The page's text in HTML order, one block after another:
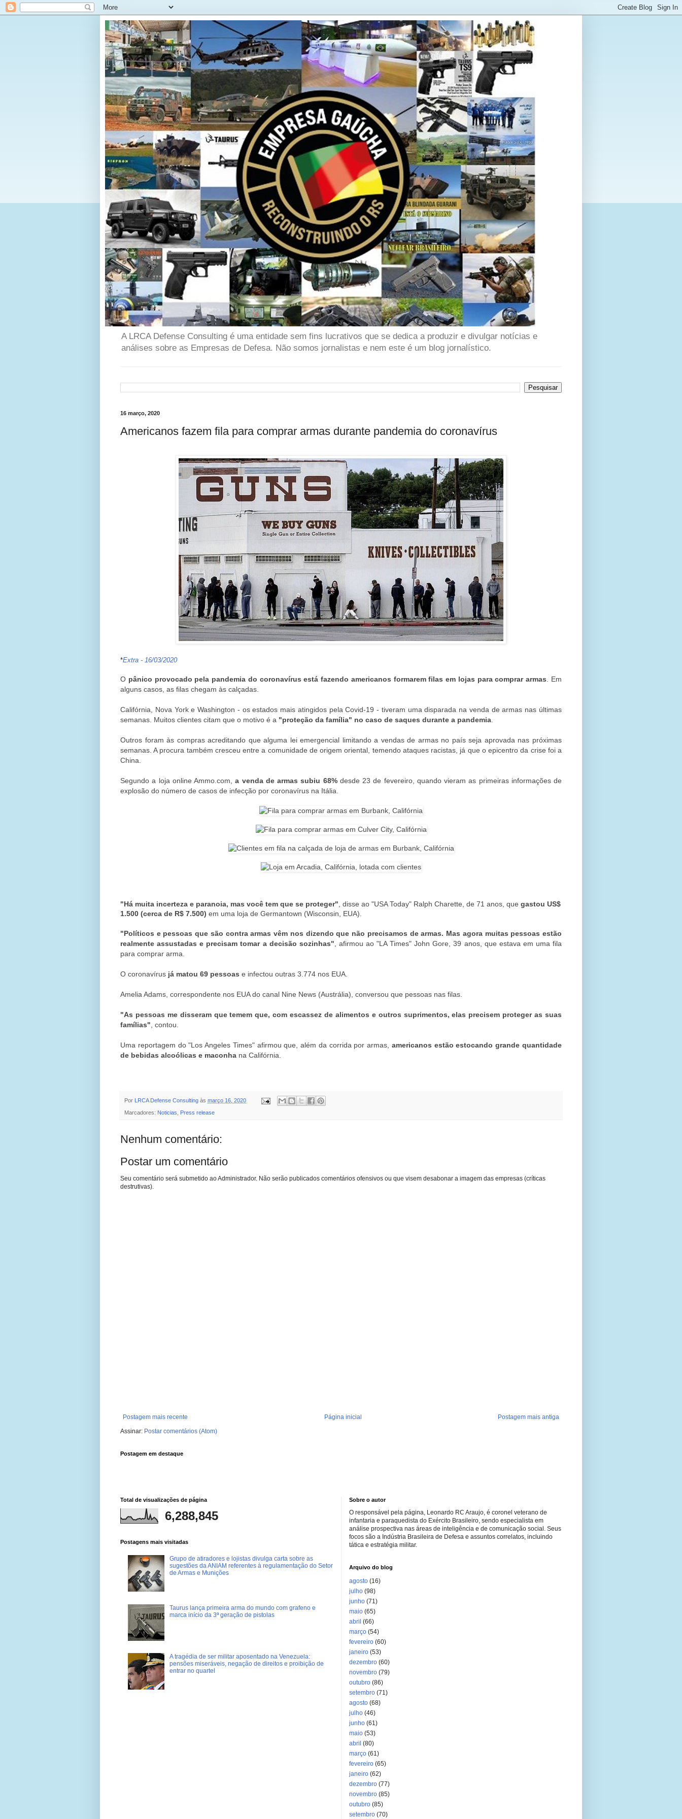
A LRCA Defense Consulting é uma entidade sem fins lucrativos que se dedica a produzir e divulgar notícias e
análises sobre as Empresas de Defesa. Não somos jornalistas e nem este é um blog jornalístico.
16 março, 2020
Americanos fazem fila para comprar armas durante pandemia do coronavírus
*Extra - 16/03/2020
O pânico provocado pela pandemia do coronavírus está fazendo americanos formarem filas em lojas para comprar armas . Em
alguns casos, as filas chegam às calçadas.
Califórnia, Nova York e Washington - os estados mais atingidos pela Covid-19 - tiveram uma disparada na venda de armas nas últimas
semanas. Muitos clientes citam que o motivo é a "proteção da família" no caso de saques durante a pandemia
Outros foram às compras acreditando que alguma lei emergencial limitando a vendas de armas no país seja aprovada nas próximas
semanas. A procura também cresceu entre a comunidade de origem oriental, temendo ataques racistas, já que o epicentro da crise foi a
China.
Segundo a loja online Ammo.com,a venda de armas subiu 68%desde 23 de fevereiro, quando vieram as primeiras informações de
explosão do número de casos de infecção por coronavírus na Itália.
"Há muita incerteza e paranoia, mas você tem que se proteger" , disse ao "USA Today" Ralph Charette, de 71 anos, que gastou US$
1.500 (cerca de R$ 7.500) em uma loja de Germantown (Wisconsin, EUA).
"Políticos e pessoas que são contra armas vêm nos dizendo que não precisamos de armas. Mas agora muitas pessoas estão
realmente assustadas e precisam tomar a decisão sozinhas" , afirmou ao "LA Times" John Gore, 39 anos, que estava em uma fila
para comprar arma.
O coronavírus já matou 69 pessoas e infectou outras 3.774 nos EUA.
Amelia Adams, correspondente nos EUA do canal Nine News (Austrália), conversou que pessoas nas filas.
"As pessoas me disseram que temem que, com escassez de alimentos e outros suprimentos, elas precisem proteger as suas
famílias" , contou.
Uma reportagem do "Los Angeles Times" afirmou que, além da corrida por armas, americanos estão estocando grande quantidade
de bebidas alcoólicas e maconha na Califórnia.
Por LRCA Defense Consulting às março 16, 2020
Marcadores: Noticias, Press release
Nenhum comentário:
Postar um comentário
Seu comentário será submetido ao Administrador. Não serão publicados comentários ofensivos ou que visem desabonar a imagem das empresas (críticas
destrutivas).
Postagem mais recente Postagem mais antiga
Página inicial
Assinar: Postar comentários (Atom)
Postagem em destaque
Total de visualizações de página
6,288,845
Postagens mais visitadas
Grupo de atiradores e lojistas divulga carta sobre as
sugestões da ANIAM referentes à regulamentação do Setor
de Armas e Munições
Taurus lança primeira arma do mundo com grafeno e
marca início da 3ª geração de pistolas
A tragédia de ser militar aposentado na Venezuela:
pensões miseráveis, negação de direitos e proibição de
entrar no quartel
Sobre o autor
O responsável pela página, Leonardo RC Araujo, é coronel veterano de
infantaria e paraquedista do Exército Brasileiro, sendo especialista em
análise prospectiva nas áreas de inteligência e de comunicação social. Seus
focos são a Indústria Brasileira de Defesa e assuntos correlatos, incluindo
tática e estratégia militar.
Arquivo do blog
agosto (16)
julho (98)
junho (71)
maio (65)
abril (66)
março (54)
fevereiro (60)
janeiro (53)
dezembro (60)
novembro (79)
outubro (86)
setembro (71)
agosto (68)
julho (46)
junho (61)
maio (53)
abril (80)
março (61)
fevereiro (65)
janeiro (62)
dezembro (77)
novembro (85)
outubro (85)
setembro (70)